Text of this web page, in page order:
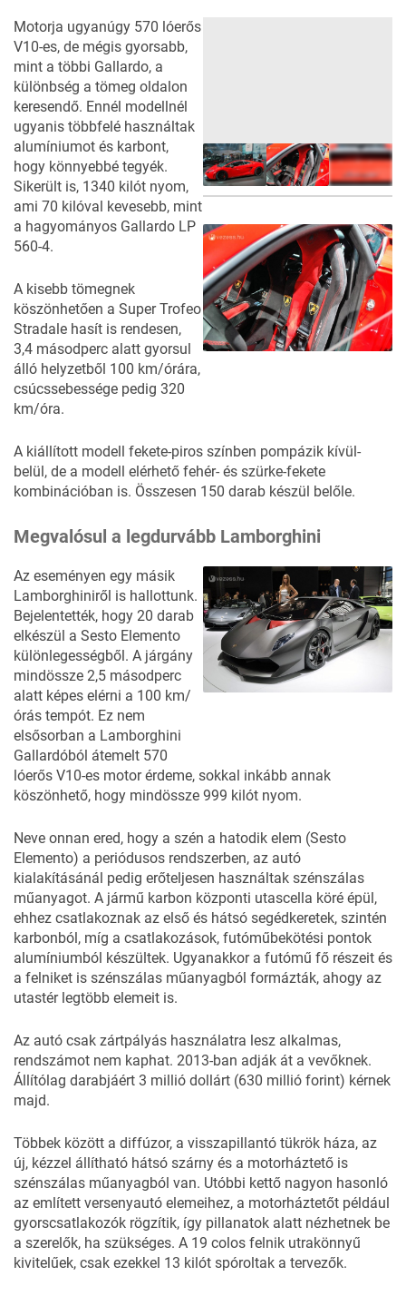
Motorja ugyanúgy 570 lóerős
V10-es, de mégis gyorsabb,
mint a többi Gallardo, a
különbség a tömeg oldalon
keresendő. Ennél modellnél
ugyanis többfelé használtak
alumíniumot és karbont,
hogy könnyebbé tegyék.
Sikerült is, 1340 kilót nyom,
ami 70 kilóval kevesebb, mint
a hagyományos Gallardo LP
560-4.
A kisebb tömegnek
köszönhetően a Super Trofeo
Stradale hasít is rendesen,
3,4 másodperc alatt gyorsul
álló helyzetből 100 km/órára,
csúcssebessége pedig 320
km/óra.
A kiállított modell fekete-piros színben pompázik kívül-
belül, de a modell elérhető fehér- és szürke-fekete
kombinációban is. Összesen 150 darab készül belőle.
Megvalósul a legdurvább Lamborghini
Az eseményen egy másik
Lamborghiniről is hallottunk.
Bejelentették, hogy 20 darab
elkészül a Sesto Elemento
különlegességből. A járgány
mindössze 2,5 másodperc
alatt képes elérni a 100 km/
órás tempót. Ez nem
elsősorban a Lamborghini
Gallardóból átemelt 570
lóerős V10-es motor érdeme, sokkal inkább annak
köszönhető, hogy mindössze 999 kilót nyom.
Neve onnan ered, hogy a szén a hatodik elem (Sesto
Elemento) a periódusos rendszerben, az autó
kialakításánál pedig erőteljesen használtak szénszálas
műanyagot. A jármű karbon központi utascella köré épül,
ehhez csatlakoznak az első és hátsó segédkeretek, szintén
karbonból, míg a csatlakozások, futóműbekötési pontok
alumíniumból készültek. Ugyanakkor a futómű fő részeit és
a felniket is szénszálas műanyagból formázták, ahogy az
utastér legtöbb elemeit is.
Az autó csak zártpályás használatra lesz alkalmas,
rendszámot nem kaphat. 2013-ban adják át a vevőknek.
Állítólag darabjáért 3 millió dollárt (630 millió forint) kérnek
majd.
Többek között a diffúzor, a visszapillantó tükrök háza, az
új, kézzel állítható hátsó szárny és a motorháztető is
szénszálas műanyagból van. Utóbbi kettő nagyon hasonló
az említett versenyautó elemeihez, a motorháztetőt például
gyorscsatlakozók rögzítik, így pillanatok alatt nézhetnek be
a szerelők, ha szükséges. A 19 colos felnik utrakönnyű
kivitelűek, csak ezekkel 13 kilót spóroltak a tervezők.